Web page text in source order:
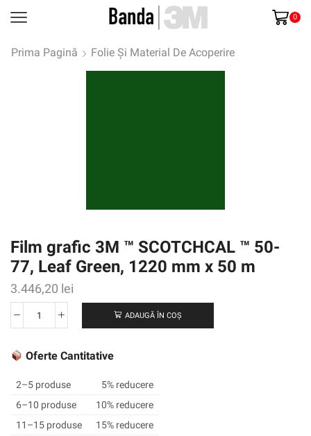
0
Prima Pagină Folie Și Material De Acoperire
Film grafic 3M ™ SCOTCHCAL ™ 50-
77, Leaf Green, 1220 mm x 50 m
3.446,20 lei
Cantitate
grafic
™
SCOTCHCAL
™
50-
ADAUGĂ ÎN COȘ
Oferte Cantitative
2–5 produse
5% reducere
6–10 produse
10% reducere
11–15 produse
15% reducere